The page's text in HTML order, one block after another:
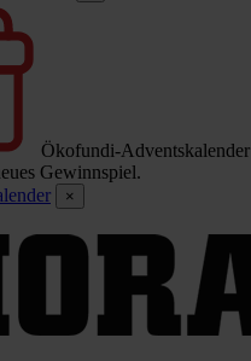
Ökofundi-Adventskalender
Gewinnspiel.
×